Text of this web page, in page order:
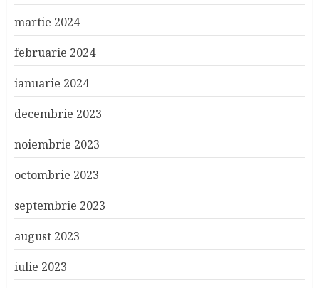
martie 2024
februarie 2024
ianuarie 2024
decembrie 2023
noiembrie 2023
octombrie 2023
septembrie 2023
august 2023
iulie 2023